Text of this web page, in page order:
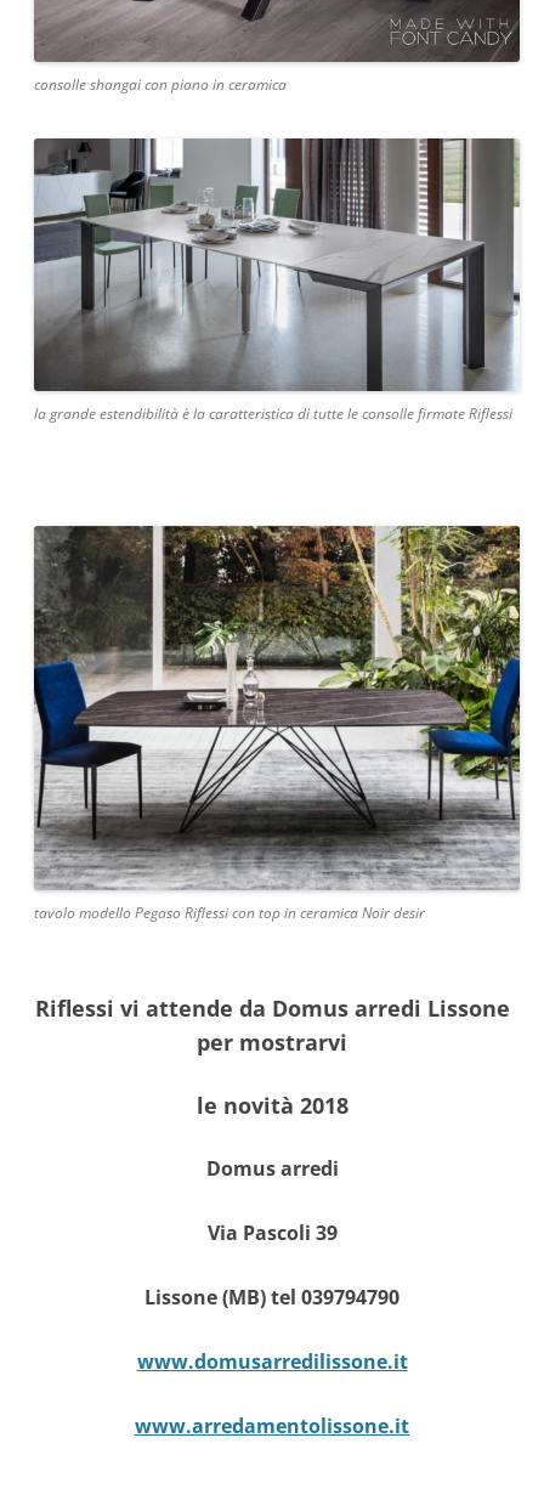
consolle shangai con piano in ceramica
la grande estendibilità è la caratteristica di tutte le consolle firmate Riflessi
tavolo modello Pegaso Riflessi con top in ceramica Noir desir
Riflessi vi attende da Domus arredi Lissone
per mostrarvi
le novità 2018
Domus arredi
Via Pascoli 39
Lissone (MB) tel 039794790
www.domusarredilissone.it
www.arredamentolissone.it